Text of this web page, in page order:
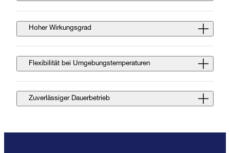
Hoher Wirkungsgrad
Flexibilität bei Umgebungstemperaturen
Zuverlässiger Dauerbetrieb